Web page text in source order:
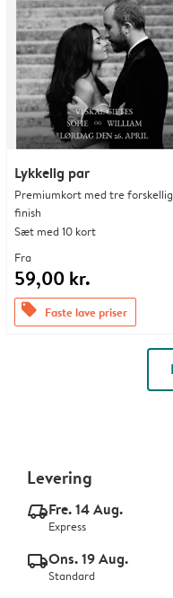
Lykkelig par
Premiumkort med tre
finish
Sæt med 10 kort
Fra
59,00 kr.
offers Faste lave priser
Levering
delivery_express_v2Fre. 14 Aug.
Express
delivery_standard_v2Ons. 19 Aug.
Standard